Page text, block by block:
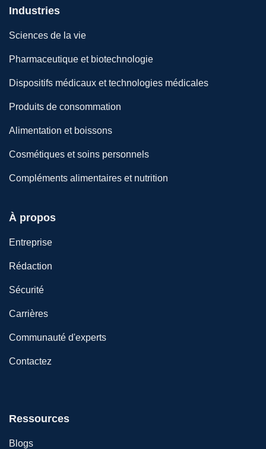
Industries
Sciences de la vie
Pharmaceutique et biotechnologie
Dispositifs médicaux et technologies médicales
Produits de consommation
Alimentation et boissons
Cosmétiques et soins personnels
Compléments alimentaires et nutrition
À propos
Entreprise
Rédaction
Sécurité
Carrières
Communauté d'experts
Contactez
Ressources
Blogs